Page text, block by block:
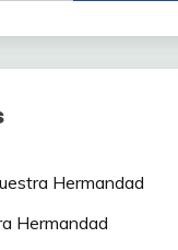
Hermandad
Hermandad